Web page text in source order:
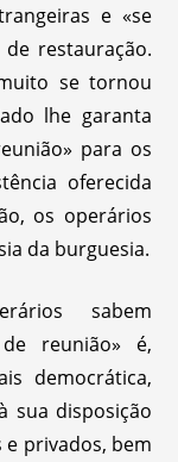
e «se
restauração.
se tornou
lhe garanta
para os
oferecida
os operários
da burguesia.
sabem
reunião» é,
democrática,
sua disposição
privados, bem